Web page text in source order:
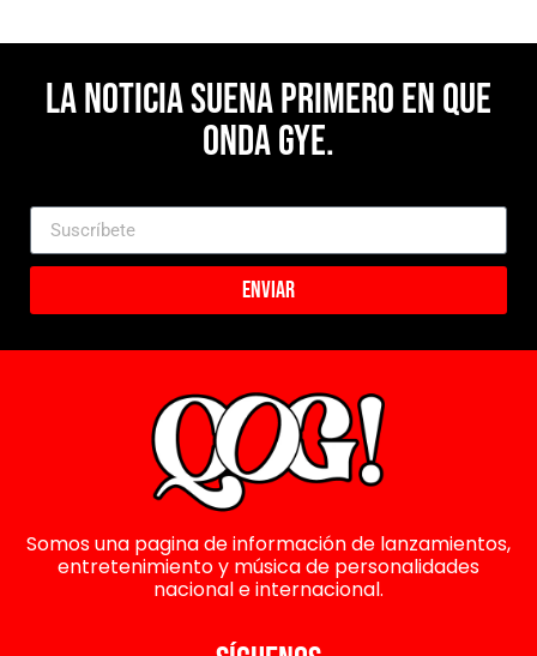
La noticia suena primero en Que
Onda Gye.
Enviar
Somos una pagina de información de lanzamientos,
entretenimiento y música de personalidades
nacional e internacional.